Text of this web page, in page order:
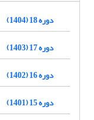
دوره 18 (1404)
دوره 17 (1403)
دوره 16 (1402)
دوره 15 (1401)